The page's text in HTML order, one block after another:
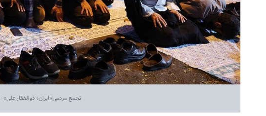
تجمع مردمی«ایران؛ ذوالفقار علی» - ۲